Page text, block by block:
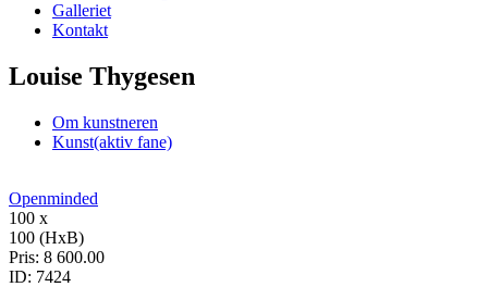
Galleriet
Kontakt
Louise Thygesen
Om kunstneren
Kunst(aktiv fane)
Openminded
100 x
100 (HxB)
Pris: 8 600.00
ID: 7424